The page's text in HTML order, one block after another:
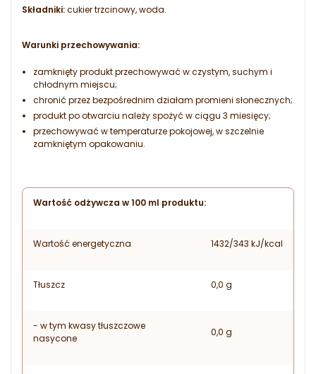
Składniki:cukier trzcinowy, woda.
Warunki przechowywania:
zamknięty produkt przechowywać w czystym, suchym i
chłodnym miejscu;
chronić przez bezpośrednim działam promieni słonecznych;
produkt po otwarciu należy spożyć w ciągu 3 miesięcy;
przechowywać w temperaturze pokojowej, w szczelnie
zamkniętym opakowaniu.
Wartość odżywcza w 100 ml produktu:
Wartość energetyczna 1432/343 kJ/kcal
Tłuszcz 0,0 g
- w tym kwasy tłuszczowe
nasycone
0,0 g